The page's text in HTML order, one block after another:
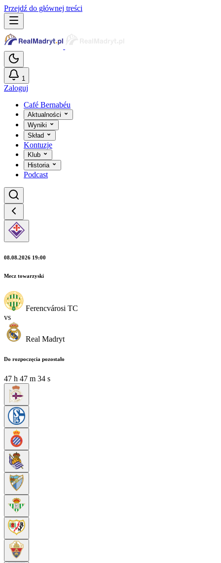
Przejdź do głównej treści
1
Zaloguj
Café Bernabéu
Aktualności
Wyniki
Skład
Kontuzje
Klub
Historia
Podcast
08.08.2026 19:00
Mecz towarzyski
Ferencvárosi TC
vs
Real Madryt
Do rozpoczęcia pozostało
47 h 47 m 33 s